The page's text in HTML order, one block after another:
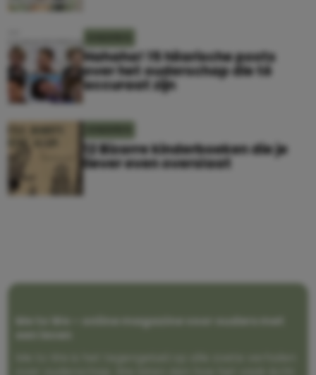
Hahaha! 15 hilarische posts
over het ouderschap die té
accuraat zijn
12 Bizarre kinderboeken die je
liever even overslaat
Me to We – online magazine voor ouders met